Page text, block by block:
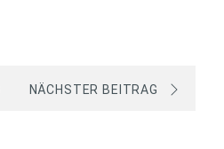
NÄCHSTER BEITRAG